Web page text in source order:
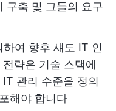
구축 및 그들의 요구
하여 향후 섀도 IT 인
략은 기술 스택에
관리 수준을 정의
해야 합니다